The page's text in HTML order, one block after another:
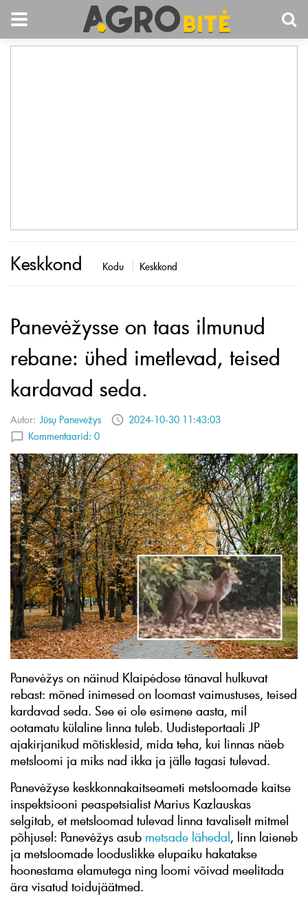
Keskkond Kodu Keskkond
Panevėžysse on taas ilmunud
rebane: ühed imetlevad, teised
kardavad seda.
Autor: Jūsų Panevėžys
2024-10-30 11:43:03
Kommentaarid: 0
Panevėžys on näinud Klaipėdose tänaval hulkuvat
rebast: mõned inimesed on loomast vaimustuses, teised
kardavad seda. See ei ole esimene aasta, mil
ootamatu külaline linna tuleb. Uudisteportaali JP
ajakirjanikud mõtisklesid, mida teha, kui linnas näeb
metsloomi ja miks nad ikka ja jälle tagasi tulevad.
Panevėžyse keskkonnakaitseameti metsloomade kaitse
inspektsiooni peaspetsialist Marius Kazlauskas
selgitab, et metsloomad tulevad linna tavaliselt mitmel
põhjusel: Panevėžys asub metsade lähedal, linn laieneb
ja metsloomade looduslikke elupaiku hakatakse
hoonestama elamutega ning loomi võivad meelitada
ära visatud toidujäätmed.